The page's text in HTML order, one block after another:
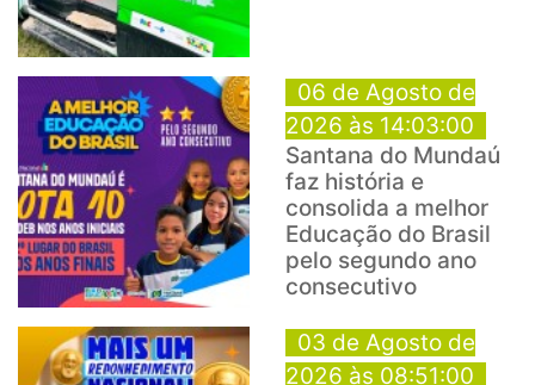
06 de Agosto de
2026 às 14:03:00
Santana do Mundaú
faz história e
consolida a melhor
Educação do Brasil
pelo segundo ano
consecutivo
03 de Agosto de
2026 às 08:51:00